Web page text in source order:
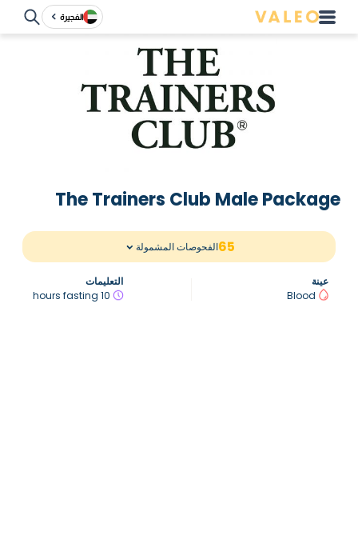
الفجيرة
The Trainers Club Male Package
65الفحوصات المشمولة
عينة
Blood
التعليمات
10 hours fasting